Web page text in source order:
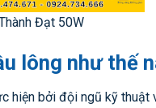
Đạt 50W
lông như thế
bởi đội ngũ kỹ thuật